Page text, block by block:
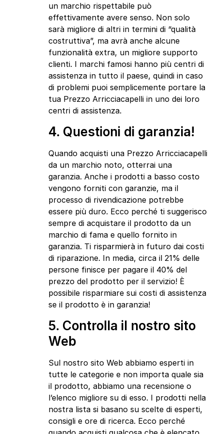
un marchio rispettabile può
effettivamente avere senso. Non solo
sarà migliore di altri in termini di “qualità
costruttiva”, ma avrà anche alcune
funzionalità extra, un migliore supporto
clienti. I marchi famosi hanno più centri di
assistenza in tutto il paese, quindi in caso
di problemi puoi semplicemente portare la
tua Prezzo Arricciacapelli in uno dei loro
centri di assistenza.
4. Questioni di garanzia!
Quando acquisti una Prezzo Arricciacapelli
da un marchio noto, otterrai una
garanzia. Anche i prodotti a basso costo
vengono forniti con garanzie, ma il
processo di rivendicazione potrebbe
essere più duro. Ecco perché ti suggerisco
sempre di acquistare il prodotto da un
marchio di fama e quello fornito in
garanzia. Ti risparmierà in futuro dai costi
di riparazione. In media, circa il 21% delle
persone finisce per pagare il 40% del
prezzo del prodotto per il servizio! È
possibile risparmiare sui costi di assistenza
se il prodotto è in garanzia!
5. Controlla il nostro sito
Web
Sul nostro sito Web abbiamo esperti in
tutte le categorie e non importa quale sia
il prodotto, abbiamo una recensione o
l’elenco migliore su di esso. I prodotti nella
nostra lista si basano su scelte di esperti,
consigli e ore di ricerca. Ecco perché